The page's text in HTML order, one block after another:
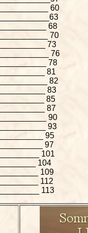
60
68
70
73
76
78
81
82
83
85
87
90
93
95
97
101
104
109
112
113